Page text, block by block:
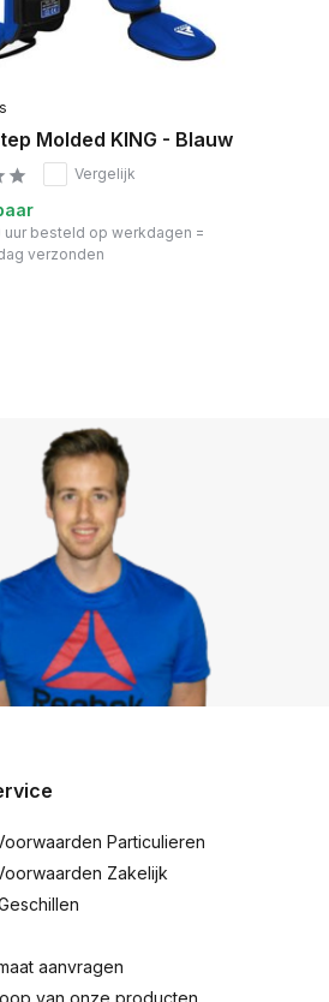
Molded KING - Blauw
Vergelijk
uur besteld op werkdagen =
verzonden
Particulieren
Zakelijk
aanvragen
van onze producten